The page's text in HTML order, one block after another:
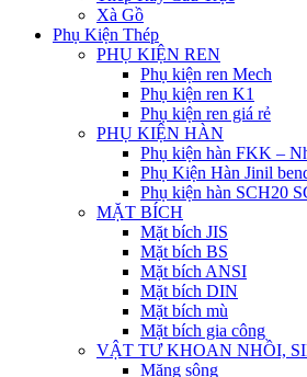
Xà Gồ
Phụ Kiện Thép
PHỤ KIỆN REN
Phụ kiện ren Mech
Phụ kiện ren K1
Phụ kiện ren giá rẻ
PHỤ KIỆN HÀN
Phụ kiện hàn FKK –
Phụ Kiện Hàn Jinil
Phụ kiện hàn SCH20
MẶT BÍCH
Mặt bích JIS
Mặt bích BS
Mặt bích ANSI
Mặt bích DIN
Mặt bích mù
Mặt bích gia công
VẬT TƯ KHOAN NHỒI,
Măng sông